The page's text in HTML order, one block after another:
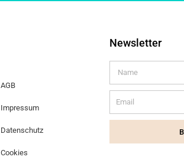
AGB
Impressum
Datenschutz
Cookies
Newsletter
Name
Email